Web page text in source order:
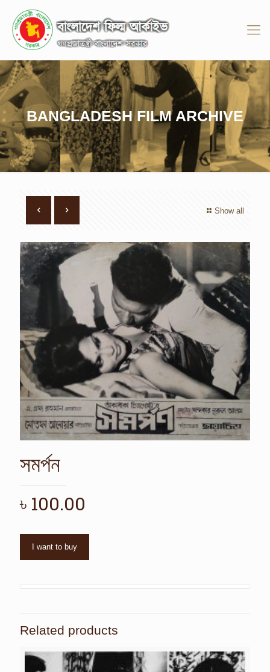
BANGLADESH FILM ARCHIVE
Show all
সমর্পন
৳ 100.00
I want to buy
Related products